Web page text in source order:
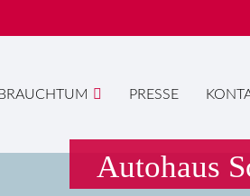
BRAUCHTUM PRESSE
Autohaus